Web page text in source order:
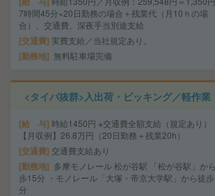
7時間45分×20日勤務の場合＋残業代（月10ｈの場
合）、交通費、深夜手当別途支給
交通費 実費支給／当社規定あり。
勤務地 無料駐車場完備
<タイパ抜群>入出荷・ピッキング／軽作
給 与 時給1450円 ※交通費全額支給（規定あり）
【月収例】26.8万円（20日勤務＋残業20h）
交通費 交通費支給あり
勤務地
多摩モノレール 松が谷駅 「松が谷駅」か
歩15分 ・モノレール「大塚・帝京大学駅」から徒
分